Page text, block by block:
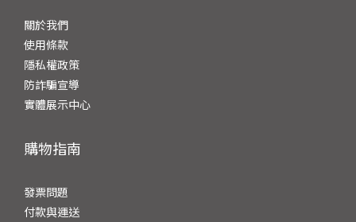
關於我們
使用條款
隱私權政策
防詐騙宣導
實體展示中心
購物指南
發票問題
付款與運送